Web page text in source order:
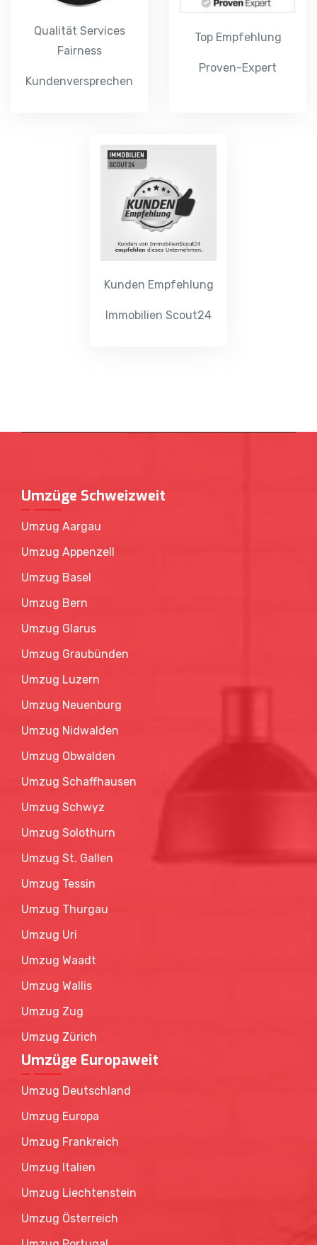
Qualität Services
Fairness
Kundenversprechen
Top Empfehlung
Proven-Expert
Kunden Empfehlung
Immobilien Scout24
Umzüge Schweizweit
Umzug Aargau
Umzug Appenzell
Umzug Basel
Umzug Bern
Umzug Glarus
Umzug Graubünden
Umzug Luzern
Umzug Neuenburg
Umzug Nidwalden
Umzug Obwalden
Umzug Schaffhausen
Umzug Schwyz
Umzug Solothurn
Umzug St. Gallen
Umzug Tessin
Umzug Thurgau
Umzug Uri
Umzug Waadt
Umzug Wallis
Umzug Zug
Umzug Zürich
Umzüge Europaweit
Umzug Deutschland
Umzug Europa
Umzug Frankreich
Umzug Italien
Umzug Liechtenstein
Umzug Österreich
Umzug Portugal